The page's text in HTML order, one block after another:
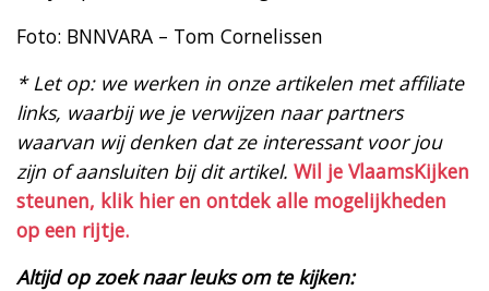
Foto: BNNVARA – Tom Cornelissen
* Let op: we werken in onze artikelen met affiliate
links, waarbij we je verwijzen naar partners
waarvan wij denken dat ze interessant voor jou
zijn of aansluiten bij dit artikel. Wil je VlaamsKijken
steunen, klik hier en ontdek alle mogelijkheden
op een rijtje.
Altijd op zoek naar leuks om te kijken: